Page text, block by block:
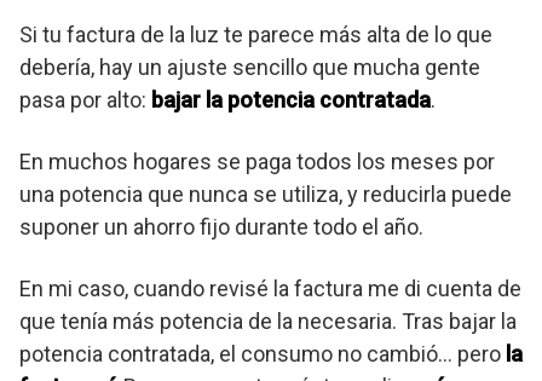
Si tu factura de la luz te parece más alta de lo que
debería, hay un ajuste sencillo que mucha gente
pasa por alto: bajar la potencia contratada.
En muchos hogares se paga todos los meses por
una potencia que nunca se utiliza, y reducirla puede
suponer un ahorro fijo durante todo el año.
En mi caso, cuando revisé la factura me di cuenta de
que tenía más potencia de la necesaria. Tras bajar la
potencia contratada, el consumo no cambió… pero la